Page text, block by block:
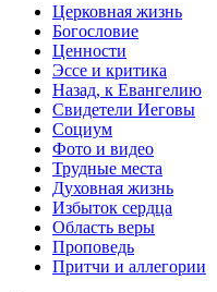
Церковная жизнь
Богословие
Ценности
Эссе и критика
Назад, к Евангелию
Свидетели Иеговы
Социум
Фото и видео
Трудные места
Духовная жизнь
Избыток сердца
Область веры
Проповедь
Притчи и аллегории